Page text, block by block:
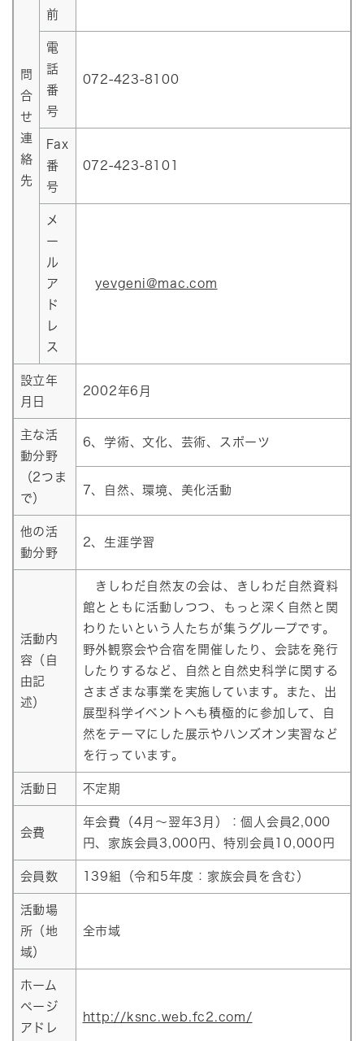
問
合
せ
連
絡
先
前
電
話
番
号
072-423-8100
Fax
番
号
072-423-8101
メ
ー
ル
ア
ド
レ
ス
yevgeni@mac.com
設立年
月日
2002年6月
主な活
動分野
（2つま
で）
6、学術、文化、芸術、スポーツ
7、自然、環境、美化活動
他の活
動分野
2、生涯学習
活動内
容（自
由記
述）
きしわだ自然友の会は、きしわだ自然資料
館とともに活動しつつ、もっと深く自然と関
わりたいという人たちが集うグループです。
野外観察会や合宿を開催したり、会誌を発行
したりするなど、自然と自然史科学に関する
さまざまな事業を実施しています。また、出
展型科学イベントへも積極的に参加して、自
然をテーマにした展示やハンズオン実習など
を行っています。
活動日 不定期
会費
年会費（4月～翌年3月）：個人会員2,000
円、家族会員3,000円、特別会員10,000円
会員数 139組（令和5年度：家族会員を含む）
活動場
所（地
域）
全市域
ホーム
ページ
アドレ
http://ksnc.web.fc2.com/